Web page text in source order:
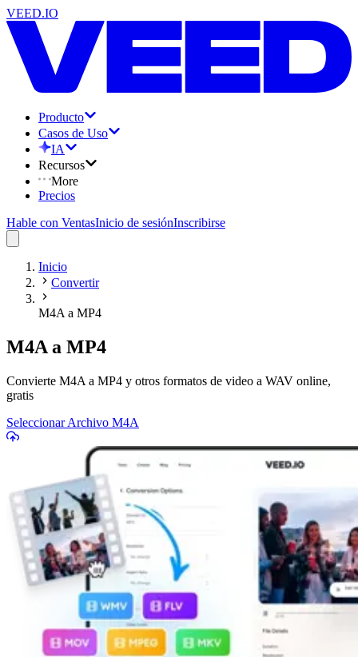
VEED.IO
Producto
Casos de Uso
IA
Recursos
More
Precios
Hable con VentasInicio de sesiónInscribirse
Inicio
Convertir
M4A a MP4
M4A a MP4
Convierte M4A a MP4 y otros formatos de video a WAV online,
gratis
Seleccionar Archivo M4A